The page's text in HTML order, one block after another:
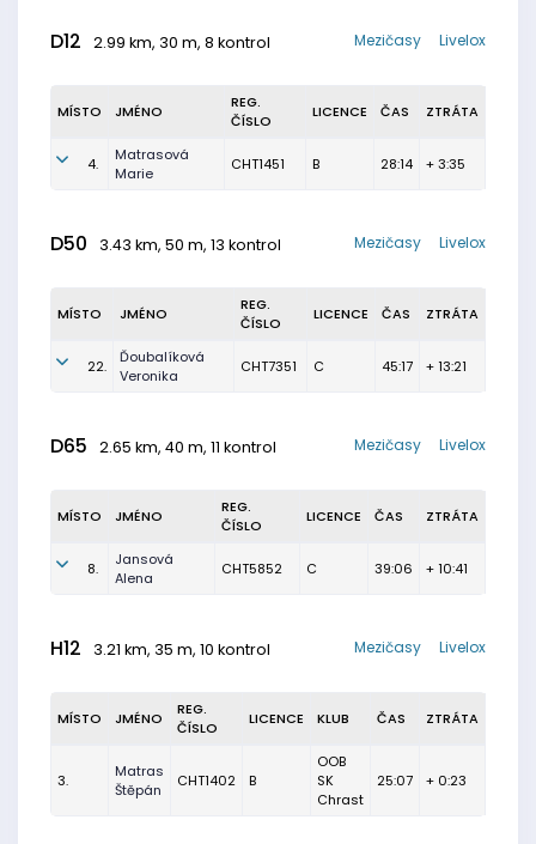
D12 2.99 km, 30 m, 8 kontrol Livelox
Mezičasy
MÍSTO JMÉNO
REG.
ČÍSLO
LICENCE ČAS ZTRÁTA
4.
Matrasová
Marie
CHT1451 B 28:14 + 3:35
D50 3.43 km, 50 m, 13 kontrol Livelox
Mezičasy
MÍSTO JMÉNO
REG.
ČÍSLO
LICENCE ČAS ZTRÁTA
22.
Ďoubalíková
Veronika
CHT7351 C 45:17 + 13:21
D65 2.65 km, 40 m, 11 kontrol Livelox
Mezičasy
MÍSTO JMÉNO
REG.
ČÍSLO
LICENCE ČAS ZTRÁTA
8.
Jansová
Alena
CHT5852 C 39:06 + 10:41
H12 3.21 km, 35 m, 10 kontrol Livelox
Mezičasy
MÍSTO JMÉNO
REG.
ČÍSLO
LICENCE KLUB ČAS ZTRÁTA
3.
Matras
Štěpán
CHT1402 B
OOB
SK
Chrast
25:07 + 0:23